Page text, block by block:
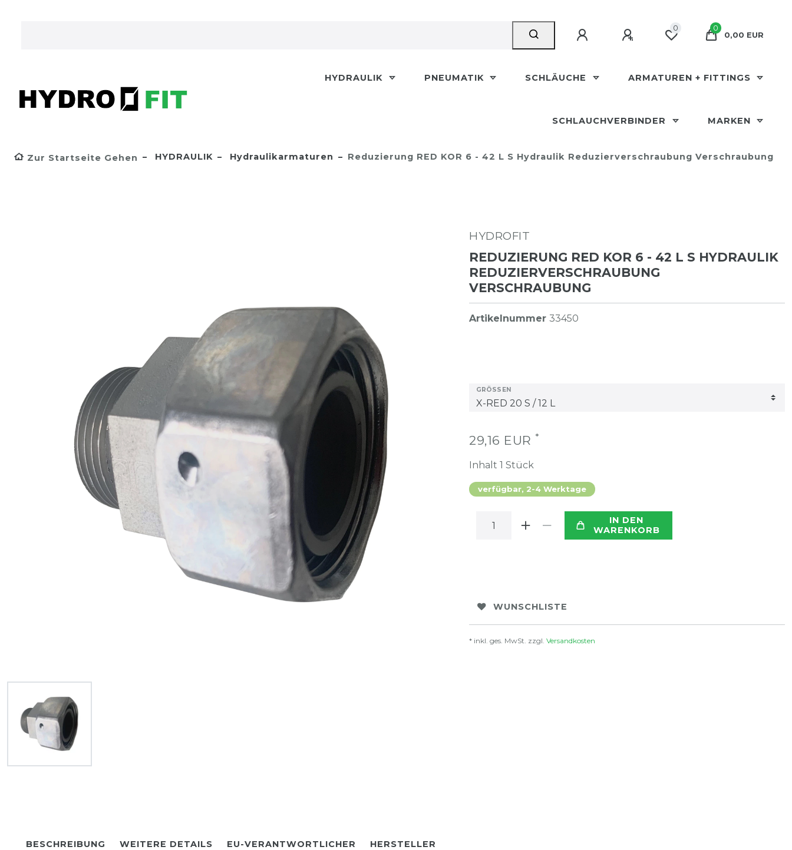
0
0
0,00 EUR
HYDRAULIK PNEUMATIK SCHLÄUCHE ARMATUREN + FITTINGS
SCHLAUCHVERBINDER MARKEN
Zur Startseite Gehen HYDRAULIK Hydraulikarmaturen Reduzierung RED KOR 6 - 42 L S Hydraulik Reduzierverschraubung Verschraubung
HYDROFIT
REDUZIERUNG RED KOR 6 - 42 L S HYDRAULIK
REDUZIERVERSCHRAUBUNG
VERSCHRAUBUNG
Artikelnummer 33450
GRÖSSEN
29,16 EUR *
Inhalt 1 Stück
verfügbar, 2-4 Werktage
IN DEN
WARENKORB
WUNSCHLISTE
* inkl. ges. MwSt. zzgl. Versandkosten
BESCHREIBUNG WEITERE DETAILS EU-VERANTWORTLICHER HERSTELLER